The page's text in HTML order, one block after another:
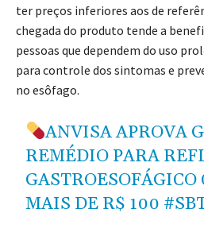
ter preços inferiores aos de
chegada do produto tende a
pessoas que dependem do uso
para controle dos sintomas e
no esôfago.
ANVISA APROVA
REMÉDIO PARA
GASTROESOFÁGICO
MAIS DE R$ 100